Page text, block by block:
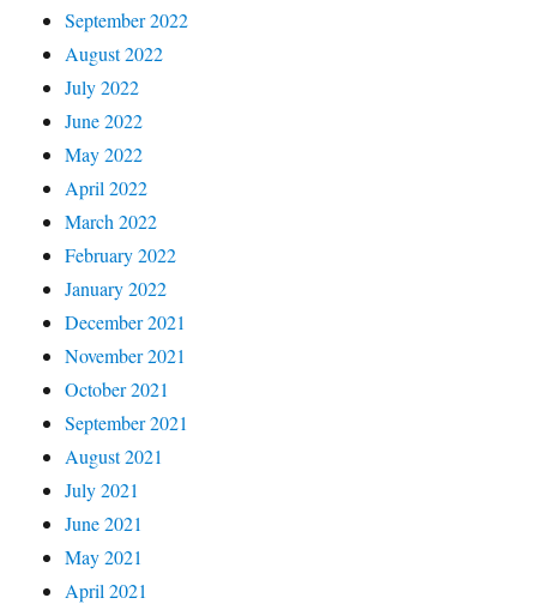
September 2022
August 2022
July 2022
June 2022
May 2022
April 2022
March 2022
February 2022
January 2022
December 2021
November 2021
October 2021
September 2021
August 2021
July 2021
June 2021
May 2021
April 2021